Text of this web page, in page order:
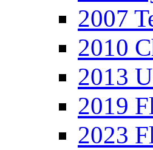
2007
2010
2013
2019
2023